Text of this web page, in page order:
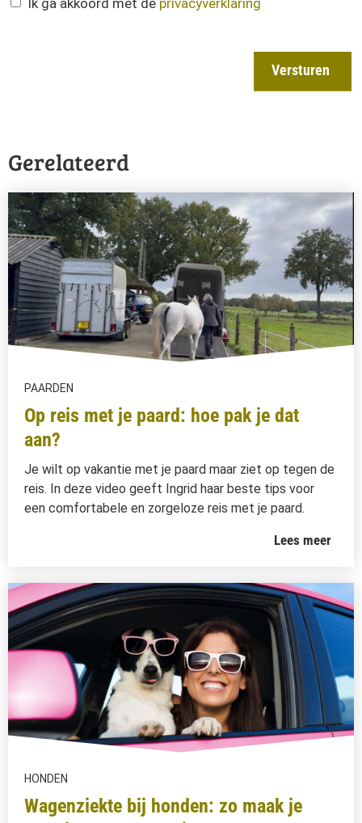
Versturen
Gerelateerd
PAARDEN
Op reis met je paard: hoe pak je dat
aan?
Je wilt op vakantie met je paard maar ziet op tegen de
reis. In deze video geeft Ingrid haar beste tips voor
een comfortabele en zorgeloze reis met je paard.
Lees meer
HONDEN
Wagenziekte bij honden: zo maak je